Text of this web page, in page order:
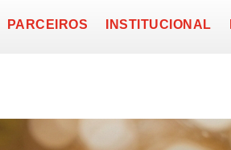
PARCEIROS INSTITUCIONAL